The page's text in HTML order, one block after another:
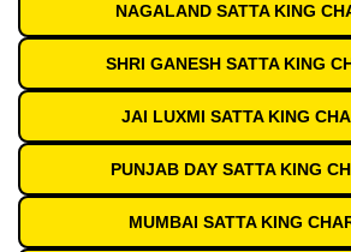
NAGALAND SATTA KING
SHRI GANESH SATTA KING
JAI LUXMI SATTA KING
PUNJAB DAY SATTA KING
MUMBAI SATTA KING